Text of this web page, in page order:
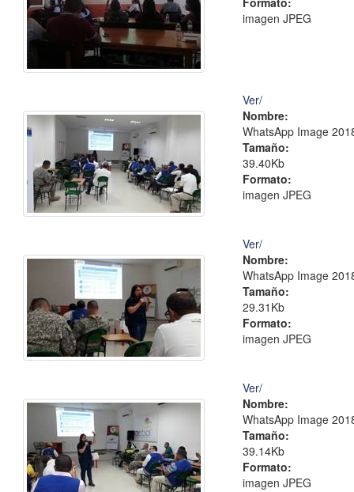
imagen JPEG
Ver/
Nombre:
WhatsApp Image
Tamaño:
39.40Kb
Formato:
imagen JPEG
Ver/
Nombre:
WhatsApp Image
Tamaño:
29.31Kb
Formato:
imagen JPEG
Ver/
Nombre:
WhatsApp Image
Tamaño:
39.14Kb
Formato:
imagen JPEG